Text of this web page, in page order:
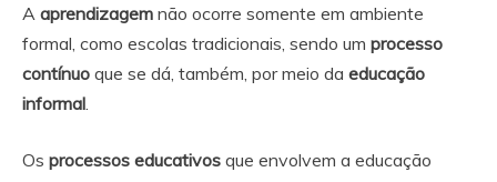
A aprendizagem não ocorre somente em ambiente
formal, como escolas tradicionais, sendo um processo
contínuo que se dá, também, por meio da educação
informal.
Os processos educativos que envolvem a educação